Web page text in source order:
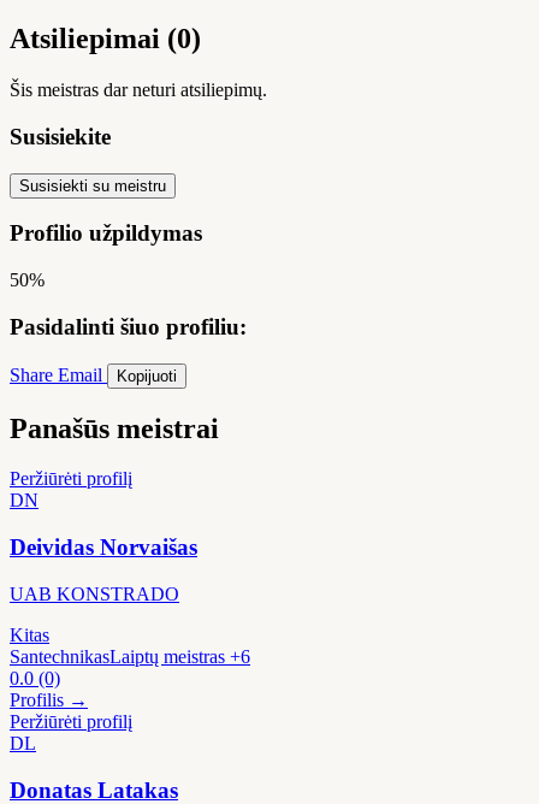
Atsiliepimai (0)
Šis meistras dar neturi atsiliepimų.
Susisiekite
Susisiekti su meistru
Profilio užpildymas
50%
Pasidalinti šiuo profiliu:
Share Email Kopijuoti
Panašūs meistrai
Peržiūrėti profilį
DN
Deividas Norvaišas
UAB KONSTRADO
Kitas
SantechnikasLaiptų meistras +6
0.0 (0)
Profilis →
Peržiūrėti profilį
DL
Donatas Latakas